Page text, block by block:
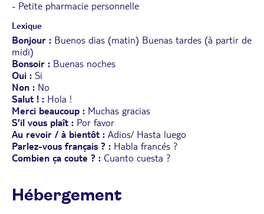
- Petite pharmacie personnelle
Lexique
Bonjour : Buenos dias (matin) Buenas tardes (à partir de
midi)
Bonsoir : Buenas noches
Oui : Si
Non : No
Salut ! : Hola !
Merci beaucoup : Muchas gracias
S’il vous plaît : Por favor
Au revoir / à bientôt : Adios/ Hasta luego
Parlez-vous français ? : Habla francés ?
Combien ça coute ? : Cuanto cuesta ?
Hébergement